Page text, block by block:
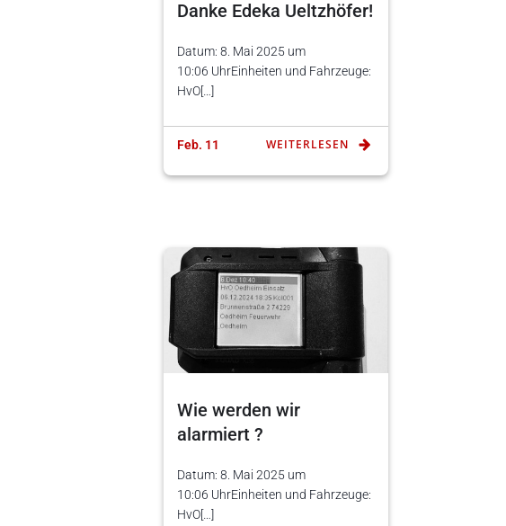
Danke Edeka Ueltzhöfer!
Datum: 8. Mai 2025 um
10:06 UhrEinheiten und Fahrzeuge:
HvO[…]
Feb. 11 WEITERLESEN
Wie werden wir
alarmiert ?
Datum: 8. Mai 2025 um
10:06 UhrEinheiten und Fahrzeuge:
HvO[…]